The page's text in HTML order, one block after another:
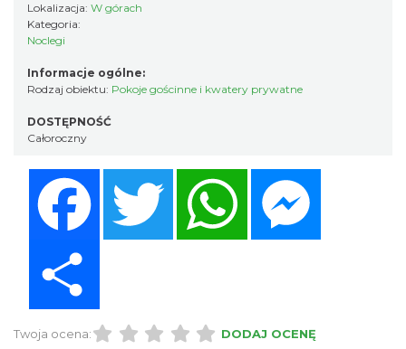
Lokalizacja: W górach
Kategoria:
Noclegi
Informacje ogólne:
Rodzaj obiektu: Pokoje gościnne i kwatery prywatne
DOSTĘPNOŚĆ
Całoroczny
Twitter WhatsApp
Twoja ocena: DODAJ OCENĘ